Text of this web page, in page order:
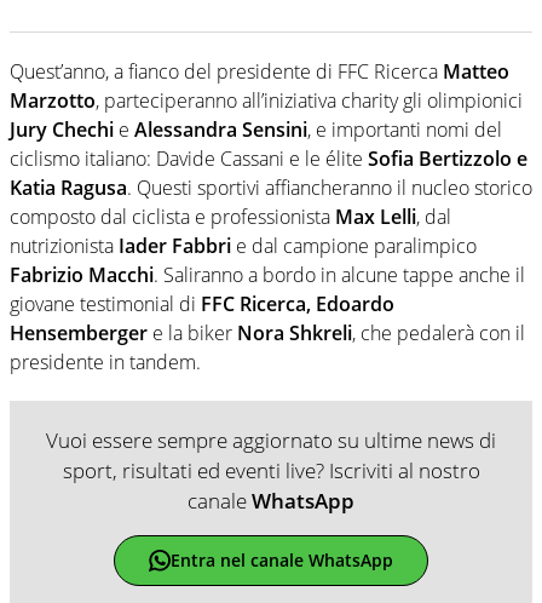
Quest’anno, a fianco del presidente di FFC Ricerca Matteo
Marzotto, parteciperanno all’iniziativa charity gli olimpionici
Jury Chechi e Alessandra Sensini, e importanti nomi del
ciclismo italiano: Davide Cassani e le élite Sofia Bertizzolo e
Katia Ragusa. Questi sportivi affiancheranno il nucleo storico
composto dal ciclista e professionista Max Lelli, dal
nutrizionista Iader Fabbri e dal campione paralimpico
Fabrizio Macchi. Saliranno a bordo in alcune tappe anche il
giovane testimonial di FFC Ricerca, Edoardo
Hensemberger e la biker Nora Shkreli, che pedalerà con il
presidente in tandem.
Vuoi essere sempre aggiornato su ultime news di
sport, risultati ed eventi live? Iscriviti al nostro
canaleWhatsApp
Entra nel canale WhatsApp